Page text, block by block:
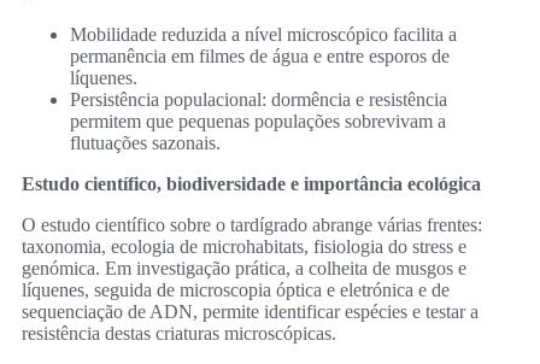
Mobilidade reduzida a nível microscópico facilita a
permanência em filmes de água e entre esporos de
líquenes.
Persistência populacional: dormência e resistência
permitem que pequenas populações sobrevivam a
flutuações sazonais.
Estudo científico, biodiversidade e importância ecológica
O estudo científico sobre o tardígrado abrange várias frentes:
taxonomia, ecologia de microhabitats, fisiologia do stress e
genómica. Em investigação prática, a colheita de musgos e
líquenes, seguida de microscopia óptica e eletrónica e de
sequenciação de ADN, permite identificar espécies e testar a
resistência destas criaturas microscópicas.